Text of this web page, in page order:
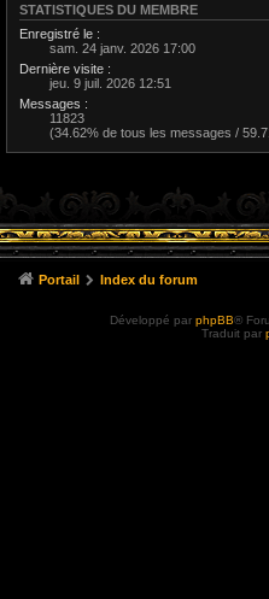
STATISTIQUES DU MEMBRE
Enregistré le :
sam. 24 janv. 2026 17:00
Dernière visite :
jeu. 9 juil. 2026 12:51
Messages :
11823
(34.62% de tous les messages /
Portail Index du forum
Développé par phpBB®
Traduit par